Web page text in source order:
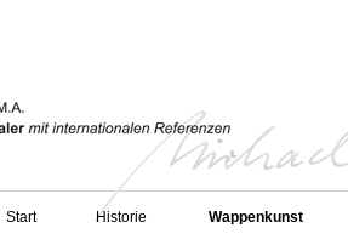
Start Historie Wappenkunst